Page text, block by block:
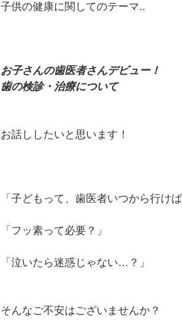
子供の健康に関してのテーマ..
お子さんの歯医者さんデビュー！
歯の検診・治療について
お話ししたいと思います！
「子どもって、歯医者いつから行けば
「フッ素って必要？」
「泣いたら迷惑じゃない…？」
そんなご不安はございませんか？